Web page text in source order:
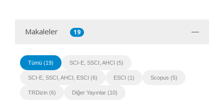
Makaleler 19
Tümü (19) SCI-E, SSCI, AHCI (5)
SCI-E, SSCI, AHCI, ESCI (6) ESCI (1) Scopus (5)
TRDizin (6) Diğer Yayınlar (10)